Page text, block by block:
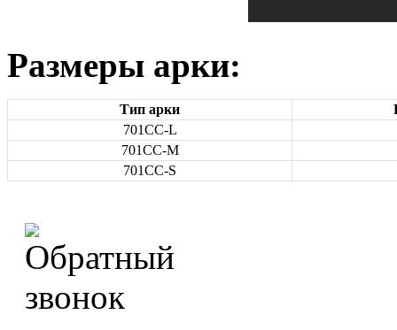
Размеры арки:
Тип арки
701СС-L
701СС-M
701СС-S